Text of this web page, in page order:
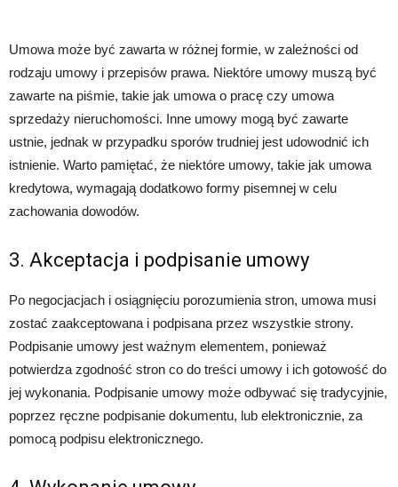
Umowa może być zawarta w różnej formie, w zależności od
rodzaju umowy i przepisów prawa. Niektóre umowy muszą być
zawarte na piśmie, takie jak umowa o pracę czy umowa
sprzedaży nieruchomości. Inne umowy mogą być zawarte
ustnie, jednak w przypadku sporów trudniej jest udowodnić ich
istnienie. Warto pamiętać, że niektóre umowy, takie jak umowa
kredytowa, wymagają dodatkowo formy pisemnej w celu
zachowania dowodów.
3. Akceptacja i podpisanie umowy
Po negocjacjach i osiągnięciu porozumienia stron, umowa musi
zostać zaakceptowana i podpisana przez wszystkie strony.
Podpisanie umowy jest ważnym elementem, ponieważ
potwierdza zgodność stron co do treści umowy i ich gotowość do
jej wykonania. Podpisanie umowy może odbywać się tradycyjnie,
poprzez ręczne podpisanie dokumentu, lub elektronicznie, za
pomocą podpisu elektronicznego.